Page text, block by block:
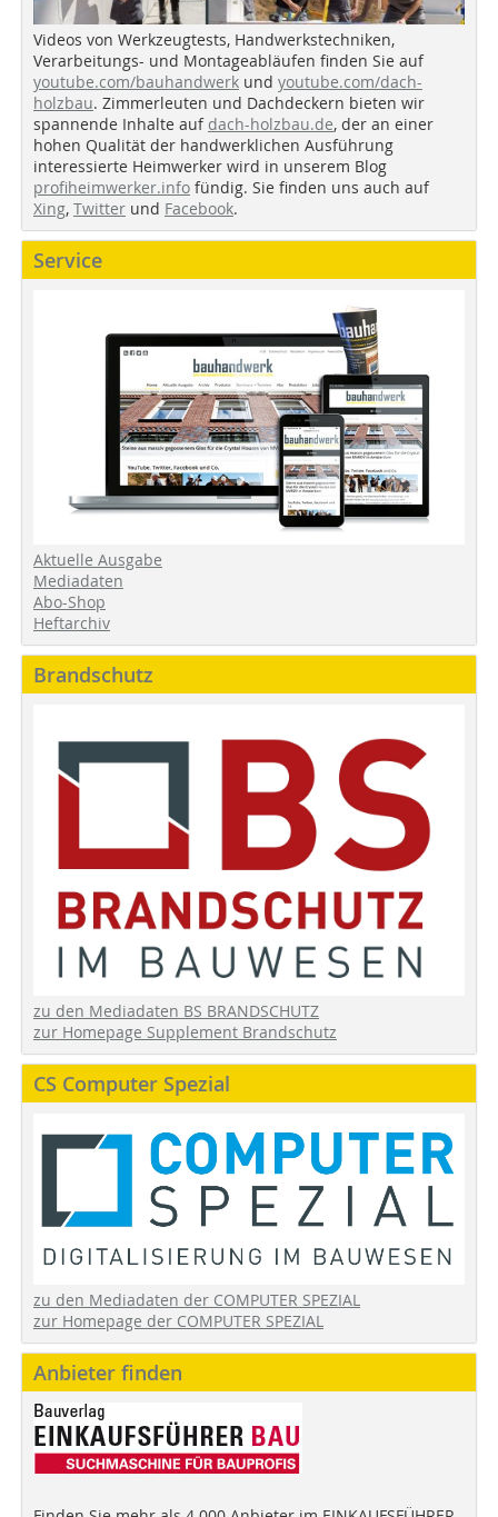
Videos von Werkzeugtests, Handwerkstechniken,
Verarbeitungs- und Montageabläufen finden Sie auf
youtube.com/bauhandwerk und youtube.com/dach-
holzbau. Zimmerleuten und Dachdeckern bieten wir
spannende Inhalte auf dach-holzbau.de, der an einer
hohen Qualität der handwerklichen Ausführung
interessierte Heimwerker wird in unserem Blog
profiheimwerker.info fündig. Sie finden uns auch auf
Xing, Twitter und Facebook.
Service
Aktuelle Ausgabe
Mediadaten
Abo-Shop
Heftarchiv
Brandschutz
zu den Mediadaten BS BRANDSCHUTZ
zur Homepage Supplement Brandschutz
CS Computer Spezial
zu den Mediadaten der COMPUTER SPEZIAL
zur Homepage der COMPUTER SPEZIAL
Anbieter finden